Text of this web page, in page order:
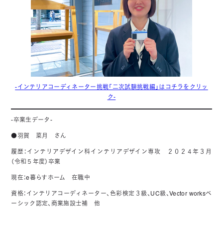
-インテリアコーディネーター挑戦「二次試験挑戦編」はコチラをクリッ
ク-
-卒業生データ-
●羽賀 菜月 さん
履歴：インテリアデザイン科インテリアデザイン専攻 ２０２４年３月
（令和５年度）卒業
現在：e暮らすホーム 在職中
資格：インテリアコーディネーター、色彩検定３級、UC級、Vector worksベ
ーシック認定、商業施設士補 他